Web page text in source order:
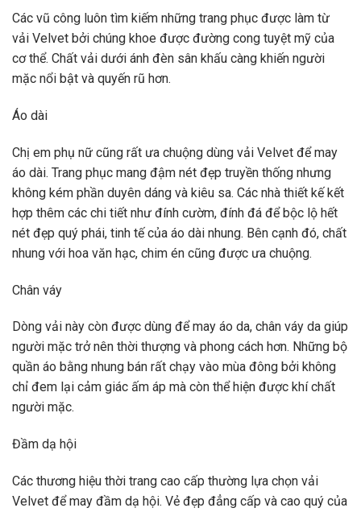
Các vũ công luôn tìm kiếm những trang phục được làm từ
vải Velvet bởi chúng khoe được đường cong tuyệt mỹ của
cơ thể. Chất vải dưới ánh đèn sân khấu càng khiến người
mặc nổi bật và quyến rũ hơn.
Áo dài
Chị em phụ nữ cũng rất ưa chuộng dùng vải Velvet để may
áo dài. Trang phục mang đậm nét đẹp truyền thống nhưng
không kém phần duyên dáng và kiêu sa. Các nhà thiết kế kết
hợp thêm các chi tiết như đính cườm, đính đá để bộc lộ hết
nét đẹp quý phái, tinh tế của áo dài nhung. Bên cạnh đó, chất
nhung với hoa văn hạc, chim én cũng được ưa chuộng.
Chân váy
Dòng vải này còn được dùng để may áo da, chân váy da giúp
người mặc trở nên thời thượng và phong cách hơn. Những bộ
quần áo bằng nhung bán rất chạy vào mùa đông bởi không
chỉ đem lại cảm giác ấm áp mà còn thể hiện được khí chất
người mặc.
Đầm dạ hội
Các thương hiệu thời trang cao cấp thường lựa chọn vải
Velvet để may đầm dạ hội. Vẻ đẹp đẳng cấp và cao quý của